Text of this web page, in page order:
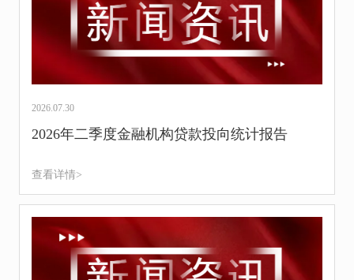
2026.07.30
2026年二季度金融机构贷款投向统计报告
查看详情>